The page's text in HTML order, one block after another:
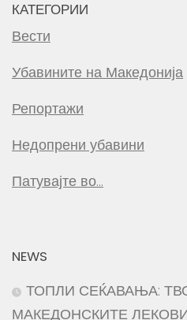
КАТЕГОРИИ
Вести
Убавините на Македонија
Репортажи
Недопрени убавини
Патувајте во…
NEWS
ТОПЛИ СЕЌАВАЊА:
МАКЕДОНСКИТЕ